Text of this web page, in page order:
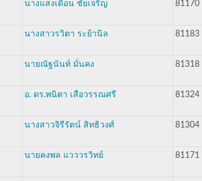
นางแสงเดือน ชัยเจริญ 81170
นางสาวรวิตา ระย้านิล 81183
นายณัฐนันท์ มั่นคง 81318
อ. ดร.พนิตา เสือวรรณศรี 81324
นางสาวจิรีรัตน์ สิทธิวงศ์ 81304
นายคงพล แวววรวิทย์ 81171